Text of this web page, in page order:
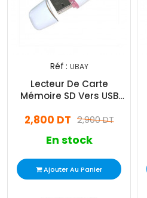
Réf : UBAY
Lecteur De Carte
Mémoire SD Vers USB
2,900 DT
2,800 DT
En stock
Ajouter Au Panier